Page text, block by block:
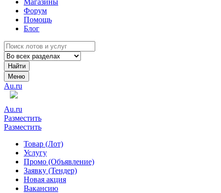
Магазины
Форум
Помощь
Блог
Найти
Меню
Au.ru
Au.ru
Разместить
Разместить
Товар (Лот)
Услугу
Промо (Объявление)
Заявку (Тендер)
Новая акция
Вакансию